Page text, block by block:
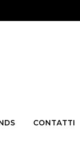
CONTATTI